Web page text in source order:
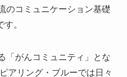
のコミュニケーション基礎
。
「がんコミュニティ」とな
アリング・ブルーでは日々